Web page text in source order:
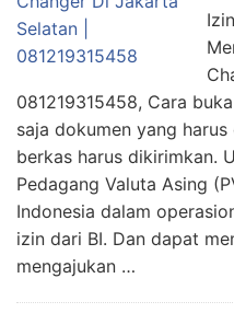
081219315458, Cara
saja dokumen yang
berkas harus dikirimkan.
Pedagang Valuta Asing
Indonesia dalam
izin dari BI. Dan dapat
mengajukan …